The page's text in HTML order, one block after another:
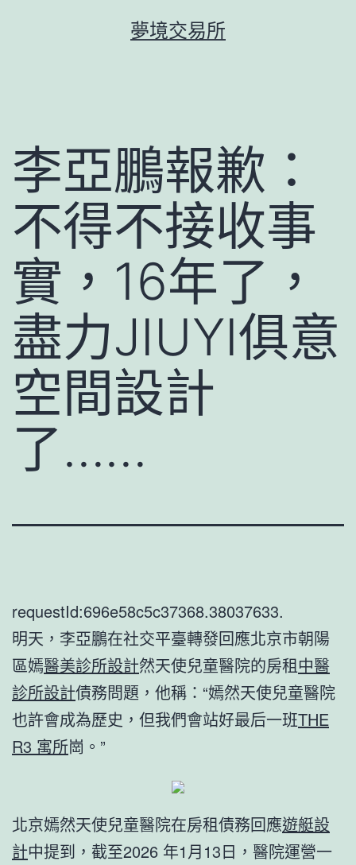
夢境交易所
李亞鵬報歉：
不得不接收事
實，16年了，
盡力JIUYI俱意
空間設計
了……
requestId:696e58c5c37368.38037633.
明天，李亞鵬在社交平臺轉發回應北京市朝陽
區嫣醫美診所設計然天使兒童醫院的房租中醫
診所設計債務問題，他稱：“嫣然天使兒童醫院
也許會成為歷史，但我們會站好最后一班THE
R3 寓所崗。”
北京嫣然天使兒童醫院在房租債務回應遊艇設
計中提到，截至2026 年1月13日，醫院運營一